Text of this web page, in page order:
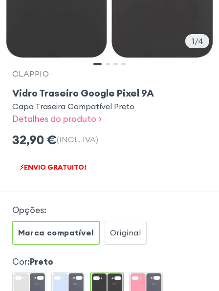
1 4
CLAPPIO
Vidro Traseiro Google Pixel 9A
Capa Traseira Compatível Preto
Detalhes do produto >
32,90 €(INCL. IVA)
⚡ENVIO GRATUITO!
Opções:
Marca compatível Original
Cor:Preto